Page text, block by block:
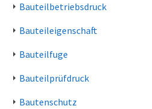
Bauteilbetriebsdruck
Bauteileigenschaft
Bauteilfuge
Bauteilprüfdruck
Bautenschutz